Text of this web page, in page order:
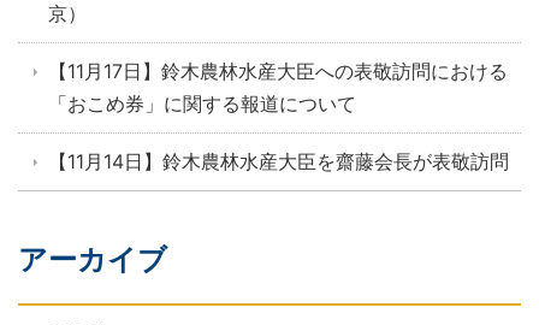
京）
【11月17日】鈴木農林水産大臣への表敬訪問における
「おこめ券」に関する報道について
【11月14日】鈴木農林水産大臣を齋藤会長が表敬訪問
アーカイブ